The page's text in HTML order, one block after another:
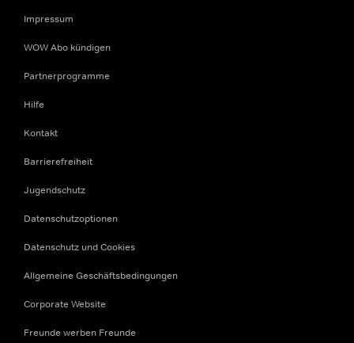
Impressum
WOW Abo kündigen
Partnerprogramme
Hilfe
Kontakt
Barrierefreiheit
Jugendschutz
Datenschutzoptionen
Datenschutz und Cookies
Allgemeine Geschäftsbedingungen
Corporate Website
Freunde werben Freunde